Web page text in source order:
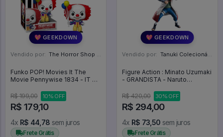
💖 GEEKDOWN
Vendido por: The Horror Shop - Colecionáveis - MG
Funko POP! Movies It The
Movie Pennywise 1834 - IT A
R$ 199,00
10% OFF
R$ 179,10
4x R$ 44,78 sem juros
Frete Grátis
💖 GEEKDOWN
Vendido por: Tanuki Colecionáveis - SP
Figure Action : Minato Uzumaki
- GRANDISTA - Naruto
R$ 420,00
30% OFF
R$ 294,00
4x R$ 73,50 sem juros
Frete Grátis